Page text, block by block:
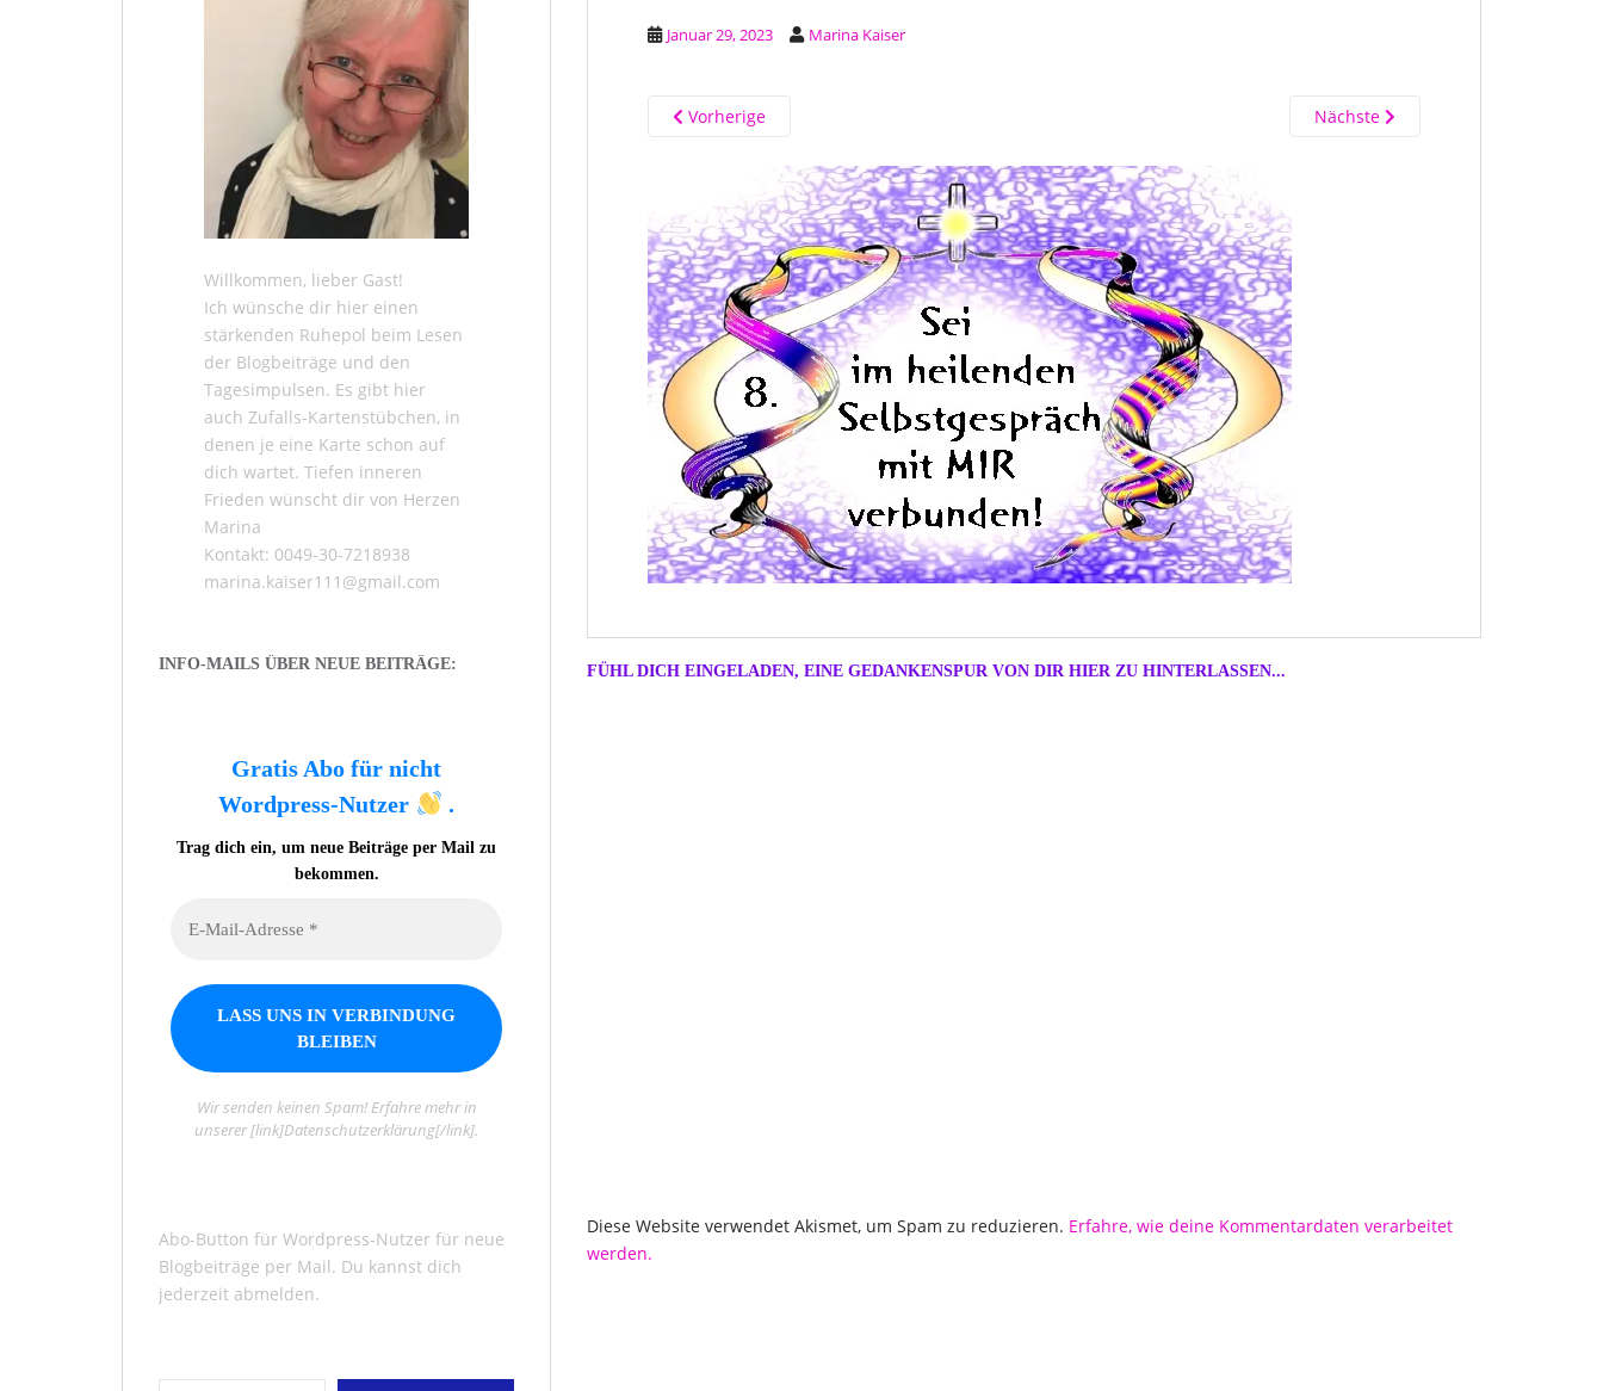
Januar 29, 2023 Marina Kaiser
Vorherige Nächste
FÜHL DICH EINGELADEN, EINE GEDANKENSPUR VON DIR HIER ZU HINTERLASSEN...
Diese Website verwendet Akismet, um Spam zu reduzieren. Erfahre, wie deine Kommentardaten verarbeitet
werden.
Willkommen, lieber Gast!
Ich wünsche dir hier einen
stärkenden Ruhepol beim Lesen
der Blogbeiträge und den
Tagesimpulsen. Es gibt hier
auch Zufalls-Kartenstübchen, in
denen je eine Karte schon auf
dich wartet. Tiefen inneren
Frieden wünscht dir von Herzen
Marina
Kontakt: 0049-30-7218938
marina.kaiser111@gmail.com
INFO-MAILS ÜBER NEUE BEITRÄGE:
Gratis Abo für nicht
Wordpress-Nutzer
.
Trag dich ein, um neue Beiträge per Mail zu
bekommen.
Wir senden keinen Spam! Erfahre mehr in
unserer [link]Datenschutzerklärung[/link].
Abo-Button für Wordpress-Nutzer für neue
Blogbeiträge per Mail. Du kannst dich
jederzeit abmelden.